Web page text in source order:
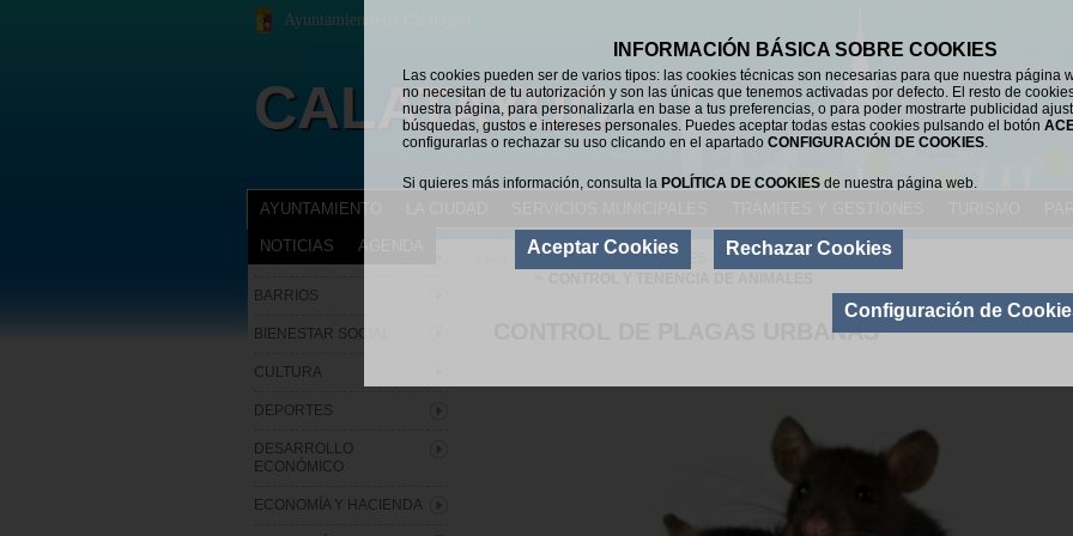
INFORMACIÓN BÁSICA SOBRE COOKIES
Las cookies pueden ser de varios tipos: las cookies técnicas son necesarias para que nuestra página
no necesitan de tu autorización y son las únicas que tenemos activadas por defecto. El resto de
nuestra página, para personalizarla en base a tus preferencias, o para poder mostrarte publicidad
búsquedas, gustos e intereses personales. Puedes aceptar todas estas cookies pulsando el botón
configurarlas o rechazar su uso clicando en el apartado CONFIGURACIÓN DE COOKIES.
Si quieres más información, consulta la POLÍTICA DE COOKIES de nuestra página web.
Aceptar Cookies Rechazar Cookies
Configuración de
CONTROL Y TENENCIA DE
CONTROL DE PLAGAS URBANAS
Estás en:SERVICIOS MUNICIPALES
MEDIO AMBIENTE
BARRIOS
BIENESTAR SOCIAL
CULTURA
DEPORTES
DESARROLLO
ECONÓMICO
ECONOMÍA Y HACIENDA
AYUNTAMIENTO
NOTICIAS AGENDA
Ayuntamiento de Calatayud
CALATAYUD